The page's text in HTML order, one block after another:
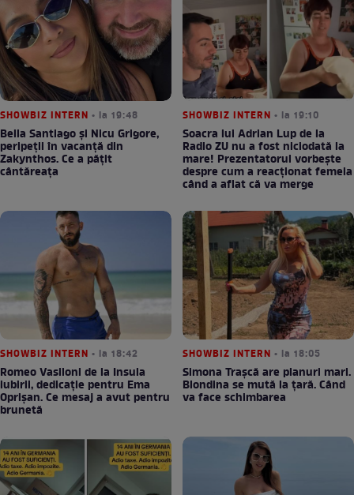
SHOWBIZ INTERN • la 19:48
Bella Santiago și Nicu Grigore,
peripeții în vacanță din
Zakynthos. Ce a pățit
cântăreața
SHOWBIZ INTERN • la 19:10
Soacra lui Adrian Lup de la
Radio ZU nu a fost niciodată la
mare! Prezentatorul vorbește
despre cum a reacționat femeia
când a aflat că va merge
SHOWBIZ INTERN • la 18:42
Romeo Vasiloni de la Insula
iubirii, dedicație pentru Ema
Oprișan. Ce mesaj a avut pentru
brunetă
SHOWBIZ INTERN • la 18:05
Simona Trașcă are planuri mari.
Blondina se mută la țară. Când
va face schimbarea